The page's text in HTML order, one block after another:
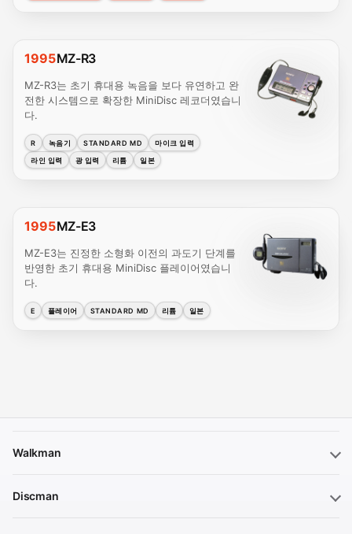
1995MZ-R3
MZ-R3는 초기 휴대용 녹음을 보다 유연하고 완
전한 시스템으로 확장한 MiniDisc 레코더였습니
다.
R 녹음기 STANDARD MD
마이크 입력
라인 입력
광 입력 리튬 일본
1995MZ-E3
MZ-E3는 진정한 소형화 이전의 과도기 단계를
반영한 초기 휴대용 MiniDisc 플레이어였습니
다.
E 플레이어 STANDARD MD 리튬 일본
Walkman
Discman